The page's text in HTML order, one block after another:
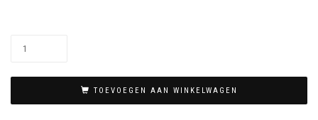
TOEVOEGEN AAN WINKELWAGEN